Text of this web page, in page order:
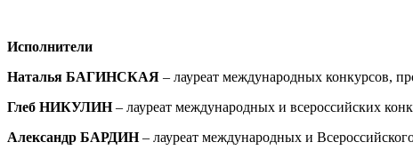
Исполнители
Наталья БАГИНСКАЯ – лауреат международных конкурсов,
Глеб НИКУЛИН– лауреат международных и всероссийских
Александр БАРДИН– лауреат международных и